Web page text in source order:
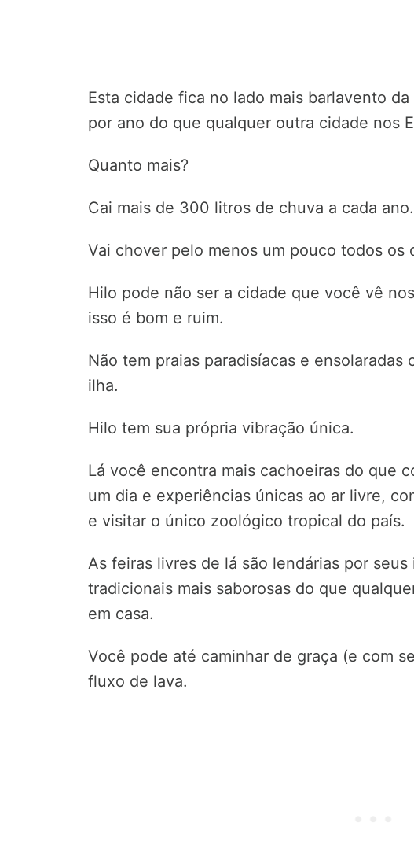
Esta cidade fica no lado mais barlavento
por ano do que qualquer outra cidade nos
Quanto mais?
Cai mais de 300 litros de chuva a cada ano.
Vai chover pelo menos um pouco todos os
Hilo pode não ser a cidade que você vê
isso é bom e ruim.
Não tem praias paradisíacas e
ilha.
Hilo tem sua própria vibração única.
Lá você encontra mais cachoeiras do que
um dia e experiências únicas ao ar livre,
e visitar o único zoológico tropical do país.
As feiras livres de lá são lendárias por
tradicionais mais saborosas do que
em casa.
Você pode até caminhar de graça (e com
fluxo de lava.